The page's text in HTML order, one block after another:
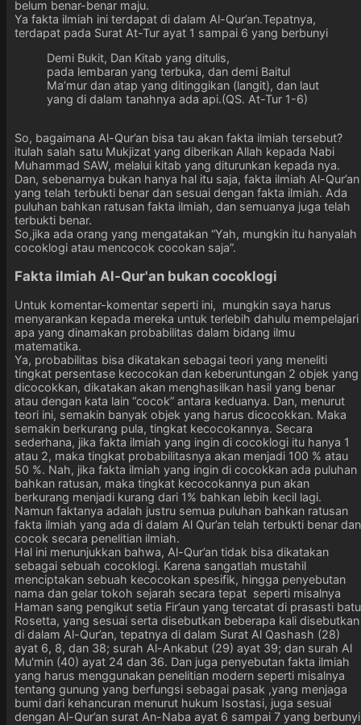
belum benar-benar maju.
Ya fakta ilmiah ini terdapat di dalam Al-Qur’an.Tepatnya,
terdapat pada Surat At-Tur ayat 1 sampai 6 yang berbunyi
Demi Bukit, Dan Kitab yang ditulis,
pada lembaran yang terbuka, dan demi Baitul
Ma’mur dan atap yang ditinggikan (langit), dan laut
yang di dalam tanahnya ada api.(QS. At-Tur 1-6)
So, bagaimana Al-Qur’an bisa tau akan fakta ilmiah tersebut?
itulah salah satu Mukjizat yang diberikan Allah kepada Nabi
Muhammad SAW, melalui kitab yang diturunkan kepada nya.
Dan, sebenarnya bukan hanya hal itu saja, fakta ilmiah Al-Qur’an
yang telah terbukti benar dan sesuai dengan fakta ilmiah. Ada
puluhan bahkan ratusan fakta ilmiah, dan semuanya juga telah
terbukti benar.
So,jika ada orang yang mengatakan “Yah, mungkin itu hanyalah
cocoklogi atau mencocok cocokan saja”.
Fakta ilmiah Al-Qur'an bukan cocoklogi
Untuk komentar-komentar seperti ini, mungkin saya harus
menyarankan kepada mereka untuk terlebih dahulu mempelajari
apa yang dinamakan probabilitas dalam bidang ilmu
matematika.
Ya, probabilitas bisa dikatakan sebagai teori yang meneliti
tingkat persentase kecocokan dan keberuntungan 2 objek yang
dicocokkan, dikatakan akan menghasilkan hasil yang benar
atau dengan kata lain “cocok” antara keduanya. Dan, menurut
teori ini, semakin banyak objek yang harus dicocokkan. Maka
semakin berkurang pula, tingkat kecocokannya. Secara
sederhana, jika fakta ilmiah yang ingin di cocoklogi itu hanya 1
atau 2, maka tingkat probabilitasnya akan menjadi 100 % atau
50 %. Nah, jika fakta ilmiah yang ingin di cocokkan ada puluhan
bahkan ratusan, maka tingkat kecocokannya pun akan
berkurang menjadi kurang dari 1% bahkan lebih kecil lagi.
Namun faktanya adalah justru semua puluhan bahkan ratusan
fakta ilmiah yang ada di dalam Al Qur’an telah terbukti benar dan
cocok secara penelitian ilmiah.
Hal ini menunjukkan bahwa, Al-Qur’an tidak bisa dikatakan
sebagai sebuah cocoklogi. Karena sangatlah mustahil
menciptakan sebuah kecocokan spesifik, hingga penyebutan
nama dan gelar tokoh sejarah secara tepat seperti misalnya
Haman sang pengikut setia Fir’aun yang tercatat di prasasti batu
Rosetta, yang sesuai serta disebutkan beberapa kali disebutkan
di dalam Al-Qur’an, tepatnya di dalam Surat Al Qashash (28)
ayat 6, 8, dan 38; surah Al-Ankabut (29) ayat 39; dan surah Al
Mu'min (40) ayat 24 dan 36. Dan juga penyebutan fakta ilmiah
yang harus menggunakan penelitian modern seperti misalnya
tentang gunung yang berfungsi sebagai pasak ,yang menjaga
bumi dari kehancuran menurut hukum Isostasi, juga sesuai
dengan Al-Qur’an surat An-Naba ayat 6 sampai 7 yang berbunyi